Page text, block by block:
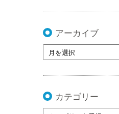
アーカイブ
カテゴリー